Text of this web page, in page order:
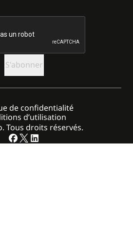
Tous droits réservés.
de confidentialité
d’utilisation